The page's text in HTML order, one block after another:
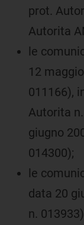
prot.
Autorita
le
12
011166),
Autorita
giugno
014300);
le
data 20
n.